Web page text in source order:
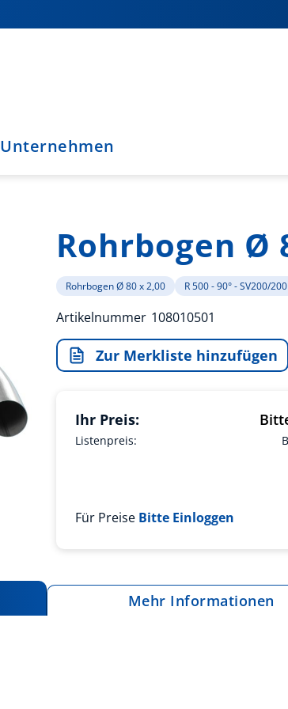
Unternehmen
Rohrbogen Ø
Rohrbogen Ø 80 x 2,00 R 500 - 90° - SV200/200
Artikelnummer 108010501
Zur Merkliste hinzufügen
Listenpreis:
Ihr Preis:
Für Preise Bitte Einloggen
Mehr Informationen